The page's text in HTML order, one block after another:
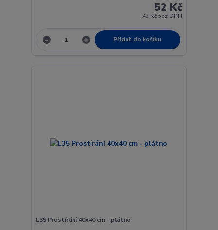
52 Kč
43 Kčbez DPH
Přidat do košíku
L35 Prostírání 40x40 cm - plátno